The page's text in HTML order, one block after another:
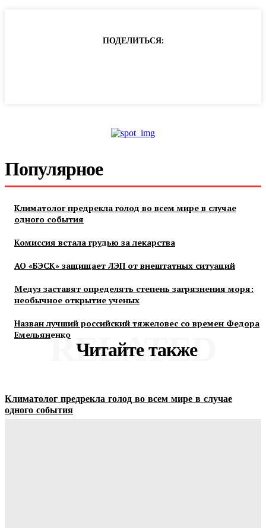
ПОДЕЛИТЬСЯ:
Популярное
Климатолог предрекла голод во всем мире в случае
одного события
Комиссия встала грудью за лекарства
АО «БЭСК» защищает ЛЭП от внештатных ситуаций
Медуз заставят определять степень загрязнения моря:
необычное открытие ученых
Назван лучший российский тяжеловес со времен Федора
Емельяненко
Читайте также
RELATED
Климатолог предрекла голод во всем мире в случае
одного события